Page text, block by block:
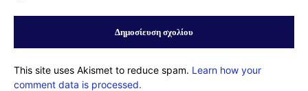
This site uses Akismet to reduce spam. Learn how your
comment data is processed.